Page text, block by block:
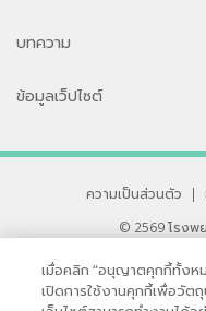
บทความ
ข้อมูลเว็ปไซต์
ความเป็นส่วนตัว |
© 2569 โรงพ
33 สุขุมวิท ซอย 3 เข
หากท่านมีข้อคิดเห็น
เมื่อคลิก “อนุญาตคุกกี้ทั้งห
เปิดการใช้งานคุกกี้เพื่อวัต